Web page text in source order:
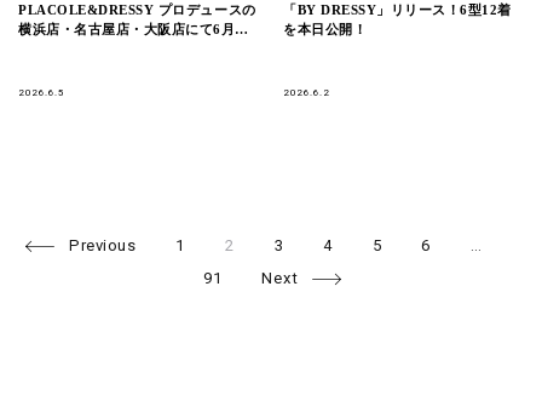
PLACOLE&DRESSY プロデュースの
横浜店・名古屋店・大阪店にて6月限
2026.6.5
「BY DRESSY」リリース！6型12着
を本日公開！
2026.6.2
PostsPrevious 1 2 3 4 5 6
91 Next